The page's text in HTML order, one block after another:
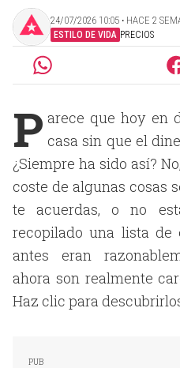
24/07/2026 10:05 ‧ HACE 2
ESTILO DE VIDA PRECIOS
P arece que hoy en
casa sin que el
¿Siempre ha sido así?
coste de algunas cosas
te acuerdas, o no
recopilado una lista de
antes eran
ahora son realmente
Haz clic para